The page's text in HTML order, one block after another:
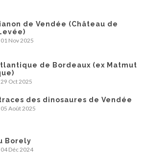
de Vendée (Château de
01 Nov 2025
de Bordeaux (ex Matmut
29 Oct 2025
des dinosaures de Vendée
05 Août 2025
Borely
04 Déc 2024